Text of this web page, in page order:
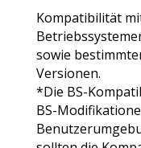
Kompatibilität
sowie
Versionen.
*Die BS-
BS-